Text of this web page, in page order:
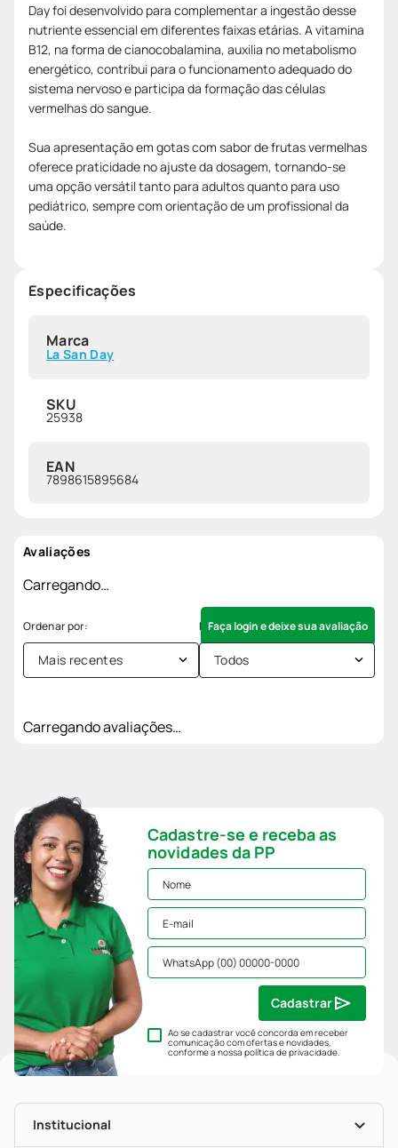
Day foi desenvolvido para complementar a ingestão desse
nutriente essencial em diferentes faixas etárias. A vitamina
B12, na forma de cianocobalamina, auxilia no metabolismo
energético, contribui para o funcionamento adequado do
sistema nervoso e participa da formação das células
vermelhas do sangue.
Sua apresentação em gotas com sabor de frutas vermelhas
oferece praticidade no ajuste da dosagem, tornando-se
uma opção versátil tanto para adultos quanto para uso
pediátrico, sempre com orientação de um profissional da
saúde.
Especificações
Marca
La San Day
SKU
25938
EAN
7898615895684
Avaliações
Carregando…
Faça login e deixe sua avaliação
Mais recentes Todos
Carregando avaliações…
Cadastre-se e receba as
novidades da PP
Ao se cadastrar você concorda em receber
comunicação com ofertas e novidades,
conforme a nossapolítica de privacidade.
Cadastrar
Institucional